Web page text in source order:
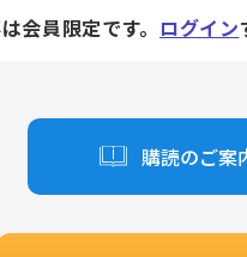
会員限定です。 ログイン
購読のご案